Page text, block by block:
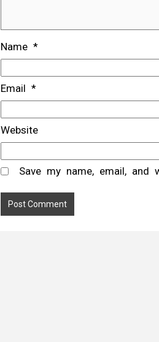
Name *
Email *
Website
Save my name, email,